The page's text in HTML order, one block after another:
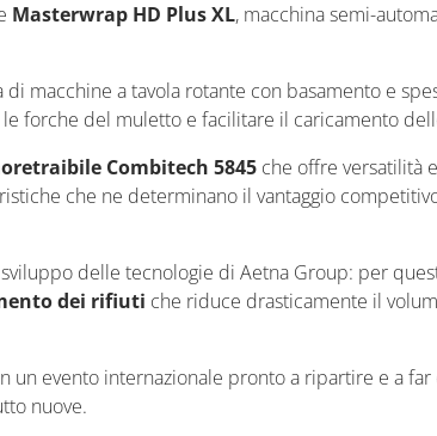
Masterwrap HD Plus XL, macchina semi-
di macchine a tavola rotante con basamento e
forche del muletto e facilitare il caricamento
Combitech 5845 che offre versatilità
che ne determinano il vantaggio
delle tecnologie di Aetna Group: per
dei rifiuti che riduce drasticamente il
un evento internazionale pronto a ripartire e a
nuove.